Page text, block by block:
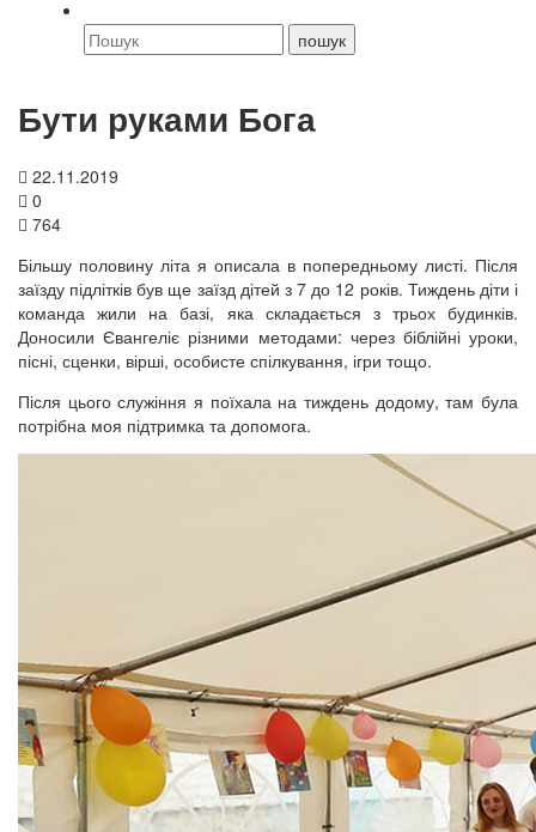
Бути руками Бога
22.11.2019
0
764
Більшу половину літа я описала в попередньому листі. Після
заїзду підлітків був ще заїзд дітей з 7 до 12 років. Тиждень діти і
команда жили на базі, яка складається з трьох будинків.
Доносили Євангеліє різними методами: через біблійні уроки,
пісні, сценки, вірші, особисте спілкування, ігри тощо.
Після цього служіння я поїхала на тиждень додому, там була
потрібна моя підтримка та допомога.